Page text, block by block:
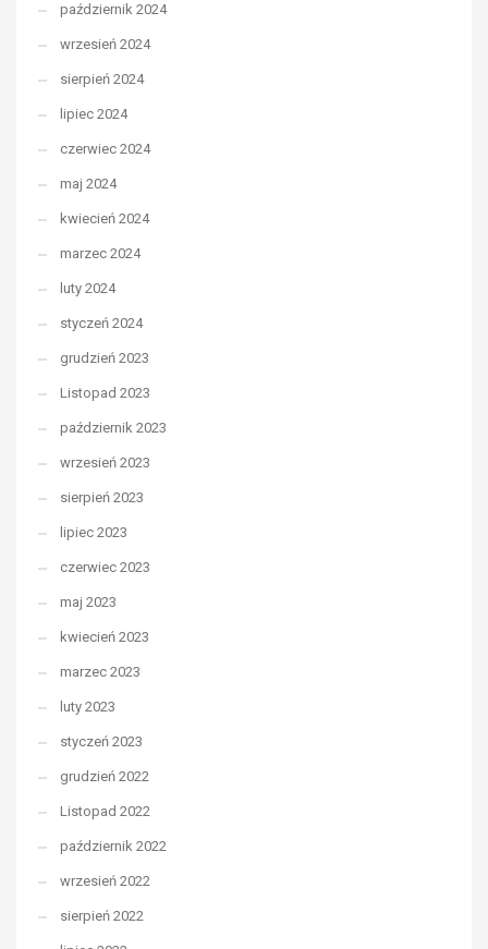
październik 2024
wrzesień 2024
sierpień 2024
lipiec 2024
czerwiec 2024
maj 2024
kwiecień 2024
marzec 2024
luty 2024
styczeń 2024
grudzień 2023
Listopad 2023
październik 2023
wrzesień 2023
sierpień 2023
lipiec 2023
czerwiec 2023
maj 2023
kwiecień 2023
marzec 2023
luty 2023
styczeń 2023
grudzień 2022
Listopad 2022
październik 2022
wrzesień 2022
sierpień 2022